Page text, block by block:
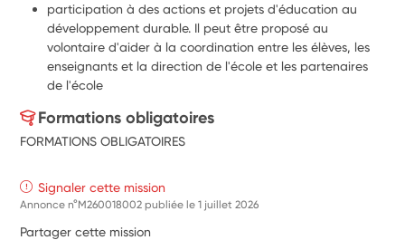
participation à des actions et projets d'éducation au
développement durable. Il peut être proposé au
volontaire d'aider à la coordination entre les élèves, les
enseignants et la direction de l'école et les partenaires
de l'école
Formations obligatoires
FORMATIONS OBLIGATOIRES
Signaler cette mission
Annonce n°M260018002 publiée le1 juillet 2026
Partager cette mission